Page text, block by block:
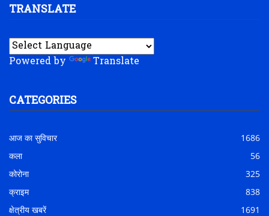
TRANSLATE
Powered by Translate
CATEGORIES
आज का सुविचार
1686
कला
56
कोरोना
325
क्राइम
838
क्षेत्रीय खबरें
1691